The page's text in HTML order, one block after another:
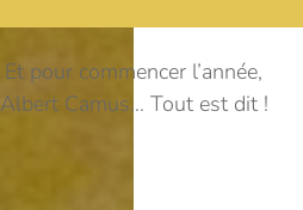
Et pour commencer l’année,
Albert Camus… Tout est dit !